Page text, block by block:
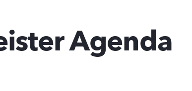
Agenda